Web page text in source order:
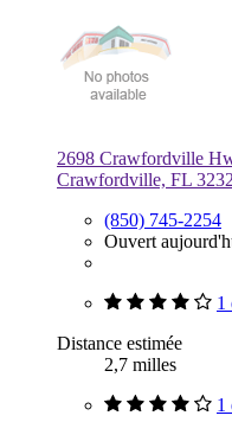
2698 Crawfordville
Crawfordville, FL
(850) 745-2254
Ouvert
1
Distance estimée
2,7 milles
1